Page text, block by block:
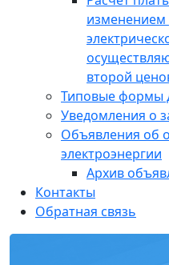
второй
Типовые формы
Уведомления о
Объявления об
электроэнергии
Архив
Контакты
Обратная связь